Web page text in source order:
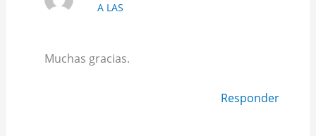
A LAS
Muchas gracias.
Responder